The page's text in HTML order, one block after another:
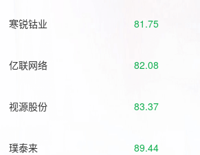
寒锐钴业 81.75
亿联网络 82.08
视源股份 83.37
璞泰来 89.44